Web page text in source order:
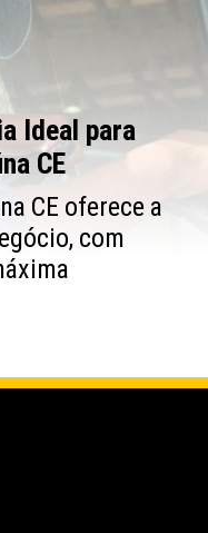
Ideal para
CE
CE oferece a
com